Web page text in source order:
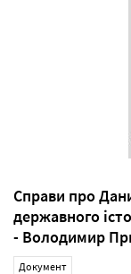
Справи про
державного
- Володимир
Документ